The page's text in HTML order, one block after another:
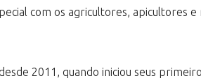
com os agricultores, apicultores e
2011, quando iniciou seus